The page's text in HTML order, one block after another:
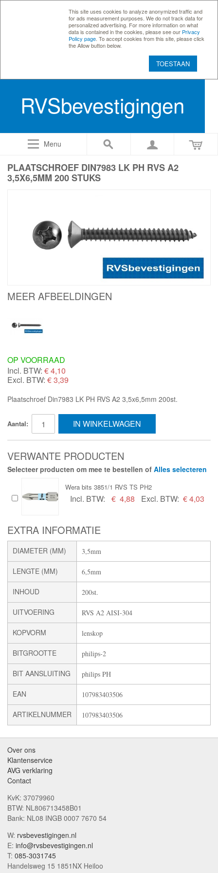
This site uses cookies to analyze anonymized traffic and
for ads measurement purposes. We do not track data for
personalized advertising. For more information on what
data is contained in the cookies, please see our Privacy
Policy page . To accept cookies from this site, please click
the Allow button below.
TOESTAAN
RVSbevestigingen
Menu
PLAATSCHROEF DIN7983 LK PH RVS A2
3,5X6,5MM 200 STUKS
MEER AFBEELDINGEN
OP VOORRAAD
Incl. BTW: €4,10
Excl. BTW: € 3,39
Plaatschroef Din7983 LK PH RVS A2 3,5x6,5mm 200st.
Aantal: IN WINKELWAGEN
VERWANTE PRODUCTEN
Selecteer producten om mee te bestellen of Alles selecteren
Wera bits 3851/1 RVS TS PH2
Incl. BTW: € 4,88 Excl. BTW: € 4,03
EXTRA INFORMATIE
DIAMETER (MM) 3,5mm
LENGTE (MM) 6,5mm
INHOUD 200st.
UITVOERING RVS A2 AISI-304
KOPVORM lenskop
BITGROOTTE philips-2
BIT AANSLUITING philips PH
EAN 107983403506
ARTIKELNUMMER 107983403506
Over ons
Klantenservice
AVG verklaring
Contact
KvK: 37079960
BTW: NL806713458B01
Bank: NL08 INGB 0007 7670 54
W: rvsbevestigingen.nl
E: info@rvsbevestigingen.nl
T: 085-3031745
Handelsweg 15 1851NX Heiloo